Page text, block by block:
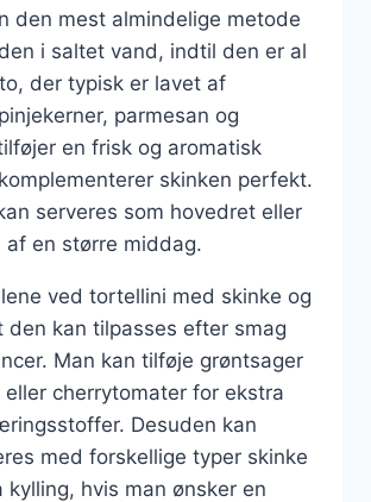
den mest almindelige metode
i saltet vand, indtil den er al
der typisk er lavet af
parmesan og
en frisk og aromatisk
skinken perfekt.
serveres som hovedret eller
af en større middag.
ved tortellini med skinke og
den kan tilpasses efter smag
Man kan tilføje grøntsager
eller cherrytomater for ekstra
Desuden kan
med forskellige typer skinke
kylling, hvis man ønsker en